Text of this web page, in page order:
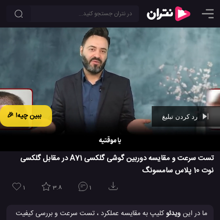
ببین چیه! 🎉
تست سرعت و مقایسه دوربین گوشی گلکسی A71 در مقابل گلکسی
نوت 10 پلاس سامسونگ
1 3.8 1
ما در اینویدئوکلیپ به مقایسه عملکرد ، تست سرعت و بررسی کیفیت